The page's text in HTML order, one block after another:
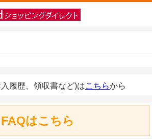
履歴、領収書など)はこちらから
FAQはこちら